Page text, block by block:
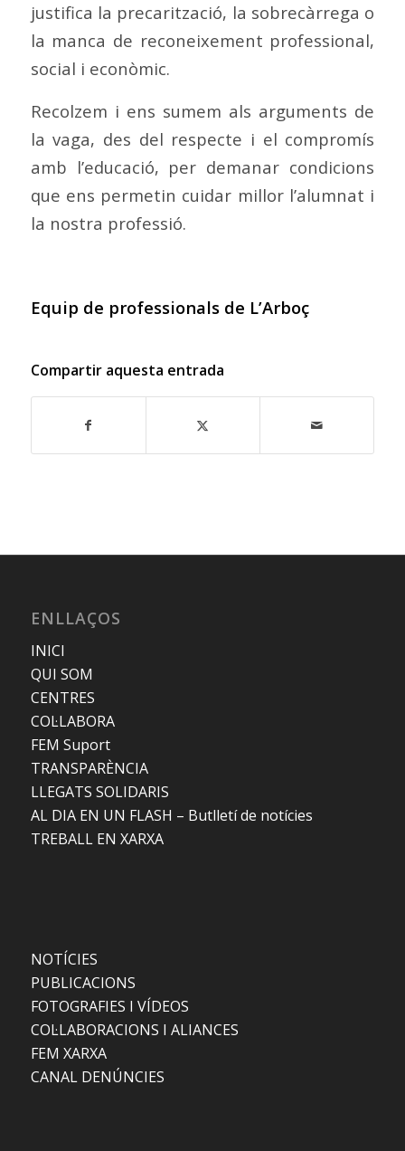
justifica la precarització, la sobrecàrrega o
la manca de reconeixement professional,
social i econòmic.
Recolzem i ens sumem als arguments de
la vaga, des del respecte i el compromís
amb l’educació, per demanar condicions
que ens permetin cuidar millor l’alumnat i
la nostra professió.
Equip de professionals de L’Arboç
Compartir aquesta entrada
ENLLAÇOS
INICI
QUI SOM
CENTRES
COL·LABORA
FEM Suport
TRANSPARÈNCIA
LLEGATS SOLIDARIS
AL DIA EN UN FLASH – Butlletí de notícies
TREBALL EN XARXA
NOTÍCIES
PUBLICACIONS
FOTOGRAFIES I VÍDEOS
COL·LABORACIONS I ALIANCES
FEM XARXA
CANAL DENÚNCIES